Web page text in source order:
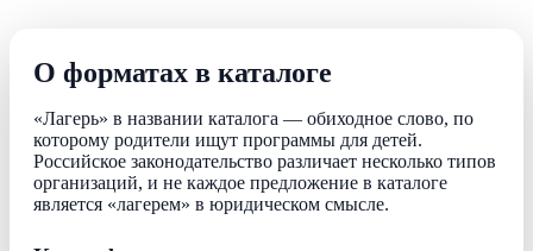
О форматах в каталоге
«Лагерь» в названии каталога — обиходное слово, по
которому родители ищут программы для детей.
Российское законодательство различает несколько типов
организаций, и не каждое предложение в каталоге
является «лагерем» в юридическом смысле.